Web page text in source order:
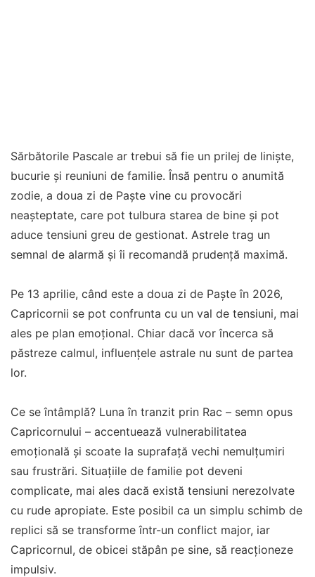
Sărbătorile Pascale ar trebui să fie un prilej de liniște,
bucurie și reuniuni de familie. Însă pentru o anumită
zodie, a doua zi de Paște vine cu provocări
neașteptate, care pot tulbura starea de bine și pot
aduce tensiuni greu de gestionat. Astrele trag un
semnal de alarmă și îi recomandă prudență maximă.
Pe 13 aprilie, când este a doua zi de Paște în 2026,
Capricornii se pot confrunta cu un val de tensiuni, mai
ales pe plan emoțional. Chiar dacă vor încerca să
păstreze calmul, influențele astrale nu sunt de partea
lor.
Ce se întâmplă? Luna în tranzit prin Rac – semn opus
Capricornului – accentuează vulnerabilitatea
emoțională și scoate la suprafață vechi nemulțumiri
sau frustrări. Situațiile de familie pot deveni
complicate, mai ales dacă există tensiuni nerezolvate
cu rude apropiate. Este posibil ca un simplu schimb de
replici să se transforme într-un conflict major, iar
Capricornul, de obicei stăpân pe sine, să reacționeze
impulsiv.